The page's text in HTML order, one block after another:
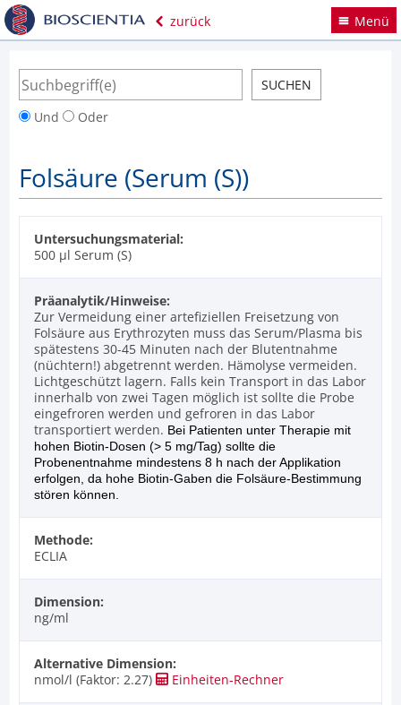
zurück Menü
Und Oder
Folsäure (Serum (S))
Untersuchungsmaterial:
500 µl Serum (S)
Präanalytik/Hinweise:
Zur Vermeidung einer artefiziellen Freisetzung von
Folsäure aus Erythrozyten muss das Serum/Plasma bis
spätestens 30-45 Minuten nach der Blutentnahme
(nüchtern!) abgetrennt werden. Hämolyse vermeiden.
Lichtgeschützt lagern. Falls kein Transport in das Labor
innerhalb von zwei Tagen möglich ist sollte die Probe
eingefroren werden und gefroren in das Labor
transportiert werden. Bei Patienten unter Therapie mit
hohen Biotin-Dosen (> 5 mg/Tag) sollte die
Probenentnahme mindestens 8 h nach der Applikation
erfolgen, da hohe Biotin-Gaben die Folsäure-Bestimmung
stören können.
Methode:
ECLIA
Dimension:
ng/ml
Alternative Dimension:
nmol/l (Faktor: 2.27)
Einheiten‑Rechner